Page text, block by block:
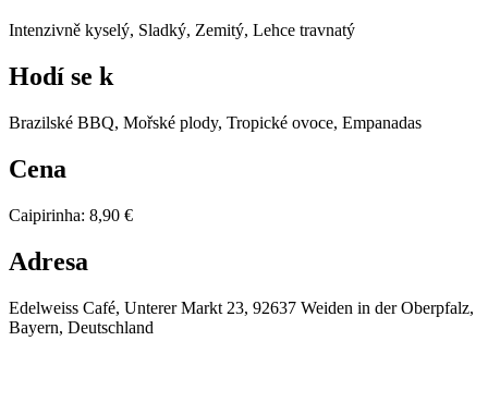
Intenzivně kyselý, Sladký, Zemitý, Lehce travnatý
Hodí se k
Brazilské BBQ, Mořské plody, Tropické ovoce, Empanadas
Cena
Caipirinha: 8,90 €
Adresa
Edelweiss Café, Unterer Markt 23, 92637 Weiden in der Oberpfalz,
Bayern, Deutschland